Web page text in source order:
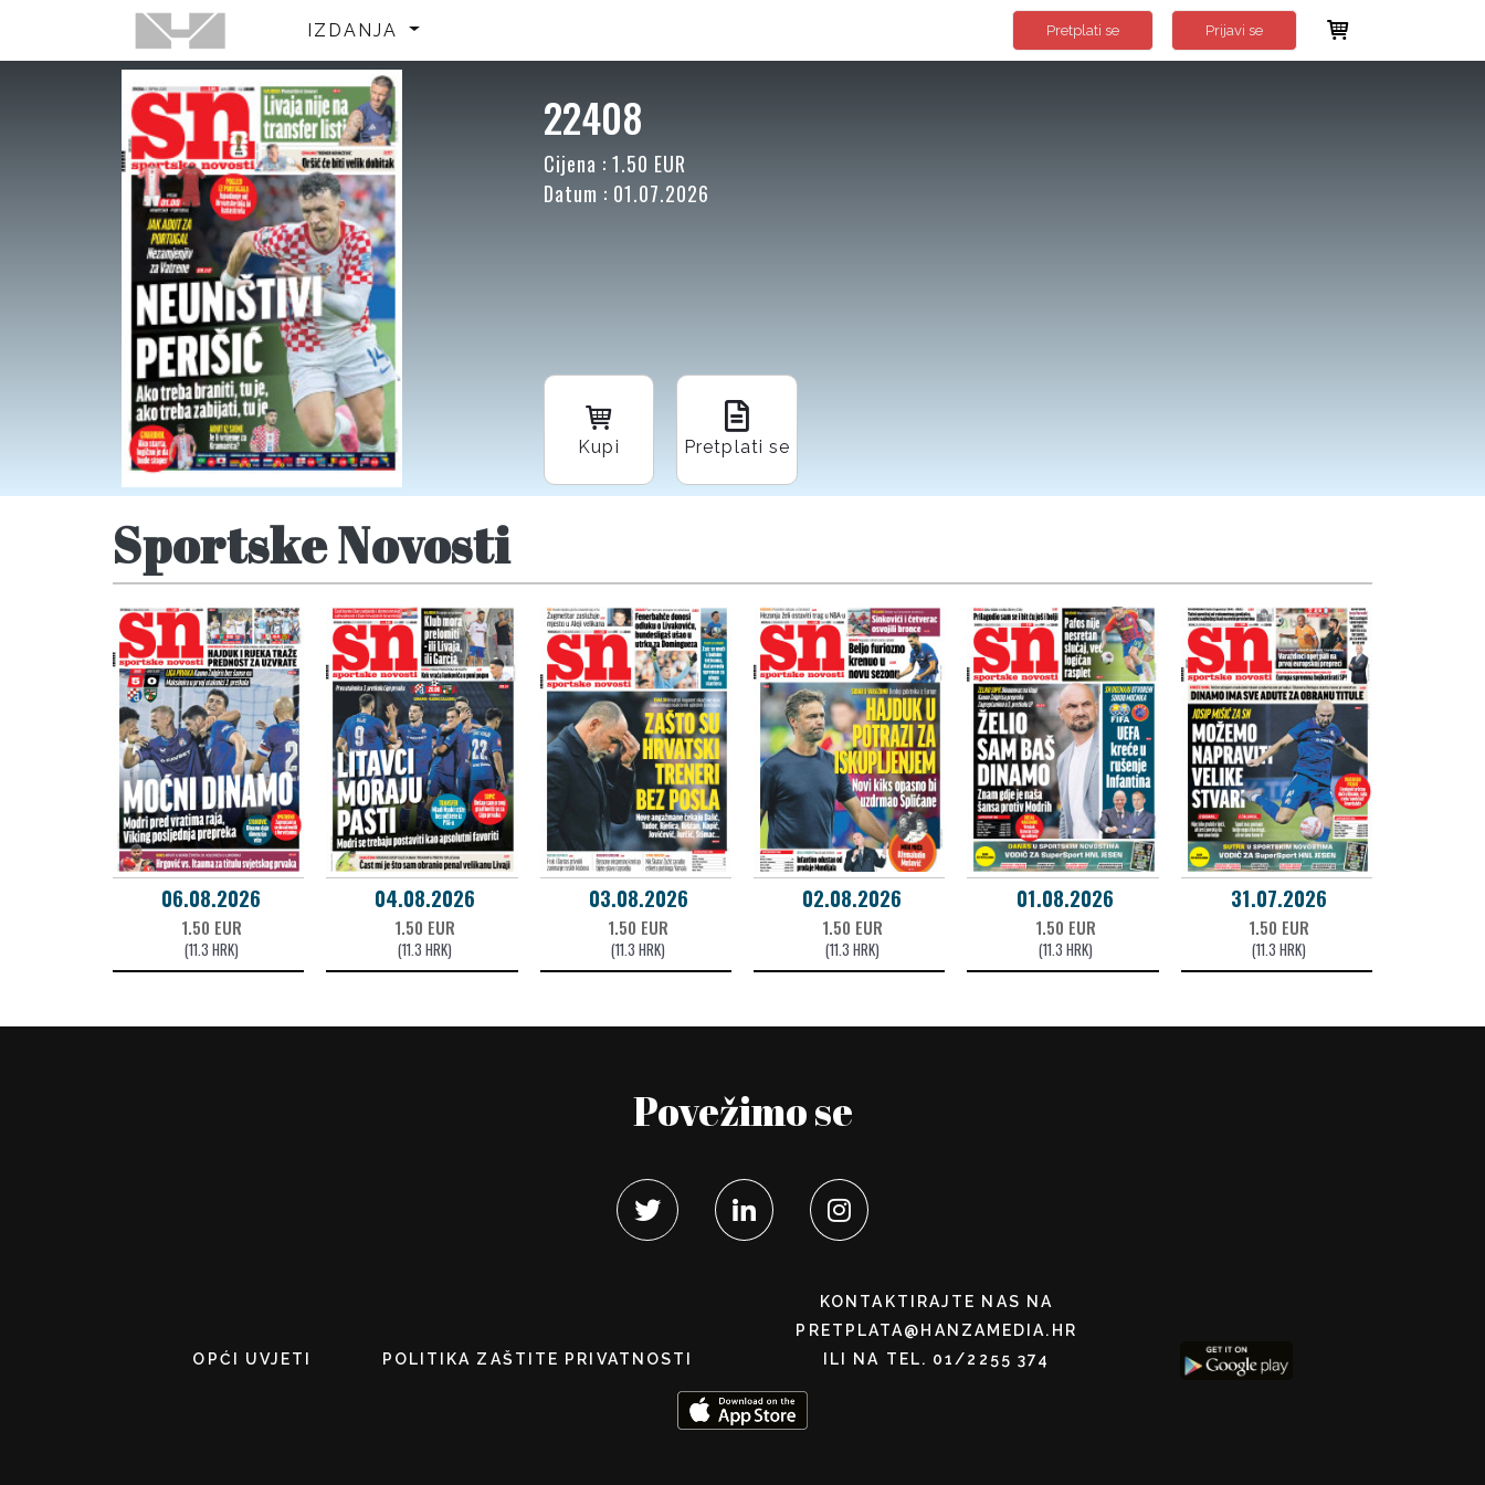
IZDANJA Pretplati se Prijavi se
22408
Cijena : 1.50 EUR
Datum : 01.07.2026
Kupi Pretplati se
Sportske Novosti
06.08.2026
1.50 EUR
(11.3 HRK)
04.08.2026
1.50 EUR
(11.3 HRK)
03.08.2026
1.50 EUR
(11.3 HRK)
02.08.2026
1.50 EUR
(11.3 HRK)
01.08.2026
1.50 EUR
(11.3 HRK)
31.07.2026
1.50 EUR
(11.3 HRK)
Povežimo se
OPĆI UVJETI POLITIKA ZAŠTITE PRIVATNOSTI
KONTAKTIRAJTE NAS NA
PRETPLATA@HANZAMEDIA.HR
ILI NA TEL. 01/2255 374